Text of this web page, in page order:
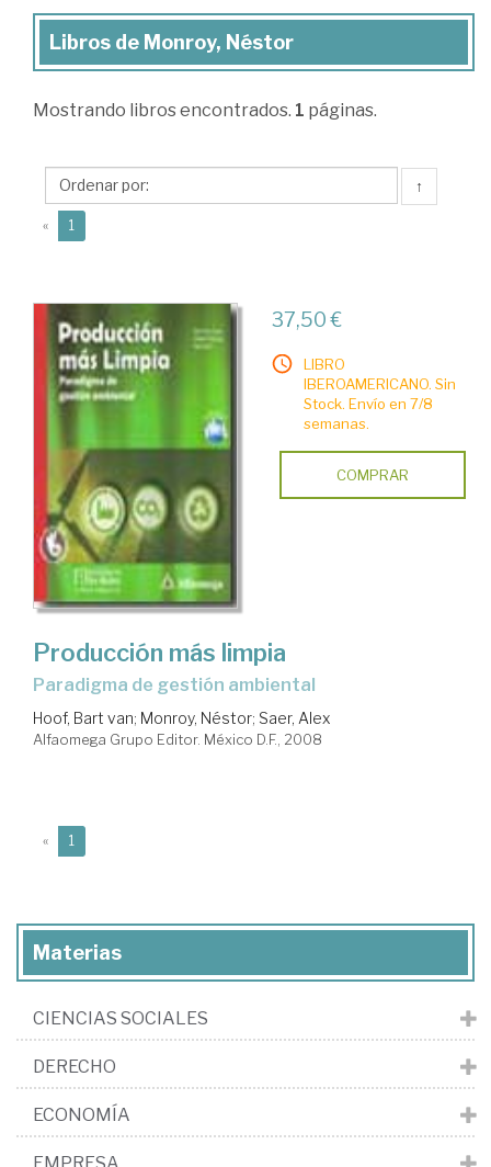
Libros
Monroy,
Libros de Monroy, Néstor
Mostrando libros encontrados. 1 páginas.
↑
« 1
37,50 €
LIBRO
IBEROAMERICANO. Sin
Stock. Envío en 7/8
semanas.
COMPRAR
Producción más limpia
paradigma de gestión ambiental
Hoof, Bart van; Monroy, Néstor; Saer, Alex
Alfaomega Grupo Editor. México D.F., 2008
« 1
Materias
CIENCIAS SOCIALES
DERECHO
ECONOMÍA